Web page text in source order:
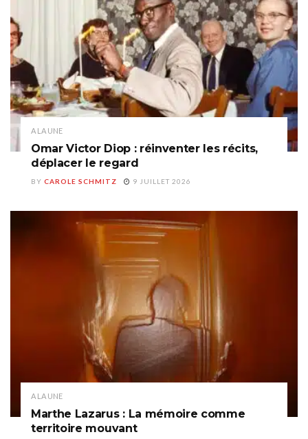
A LA UNE
Omar Victor Diop : réinventer les récits,
déplacer le regard
BY CAROLE SCHMITZ 9 JUILLET 2026
A LA UNE
Marthe Lazarus : La mémoire comme
territoire mouvant